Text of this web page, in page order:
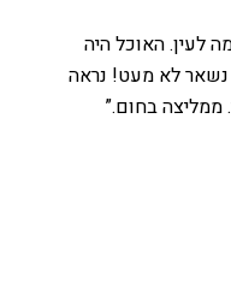
לעין. האוכל היה
נשאר לא מעט! נראה
בחום.”